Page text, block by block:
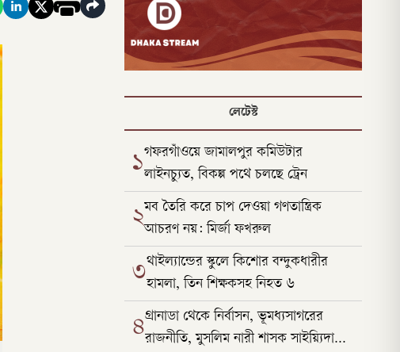
লেটেস্ট
১গফরগাঁওয়ে জামালপুর কমিউটার
লাইনচ্যুত, বিকল্প পথে চলছে ট্রেন
২মব তৈরি করে চাপ দেওয়া গণতান্ত্রিক
আচরণ নয়: মির্জা ফখরুল
৩থাইল্যান্ডের স্কুলে কিশোর বন্দুকধারীর
হামলা, তিন শিক্ষকসহ নিহত ৬
৪গ্রানাডা থেকে নির্বাসন, ভূমধ্যসাগরের
রাজনীতি, মুসলিম নারী শাসক সাইয়্যিদা